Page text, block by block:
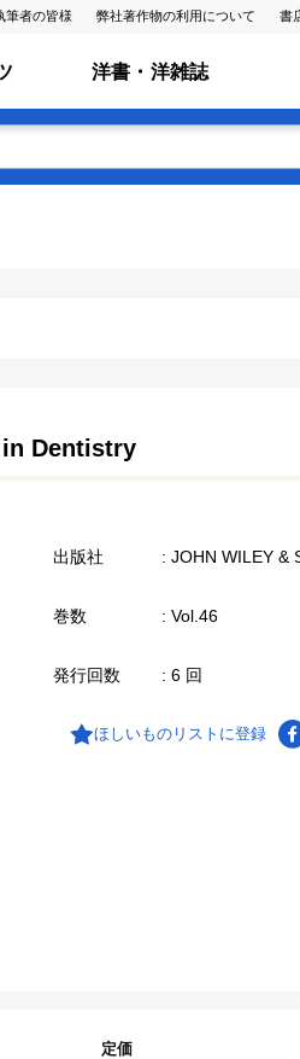
筆者の皆様 弊社著作物の利用について 書
洋書・洋雑誌
Dentistry
出版社 : JOHN WILEY &
巻数 : Vol.46
発行回数 : 6 回
ほしいものリストに登録
定価